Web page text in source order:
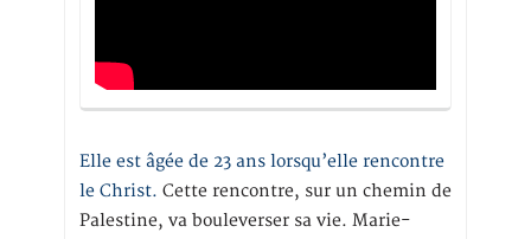
Elle est âgée de 23 ans lorsqu’elle rencontre
le Christ. Cette rencontre, sur un chemin de
Palestine, va bouleverser sa vie. Marie-